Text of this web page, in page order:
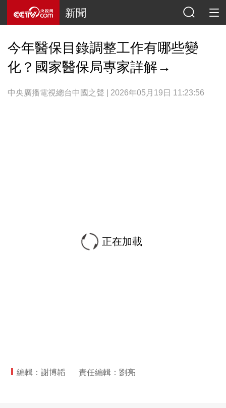
新聞
今年醫保目錄調整工作有哪些變
化？國家醫保局專家詳解→
中央廣播電視總台中國之聲 | 2026年05月19日 11:23:56
正在加載
編輯：謝博韜 責任編輯：劉亮